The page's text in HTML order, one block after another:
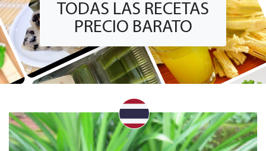
TODAS LAS RECETAS
PRECIO BARATO